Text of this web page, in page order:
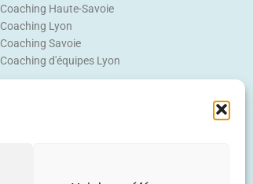
Coaching Haute-Savoie
Coaching Lyon
Coaching Savoie
Coaching d'équipes Lyon